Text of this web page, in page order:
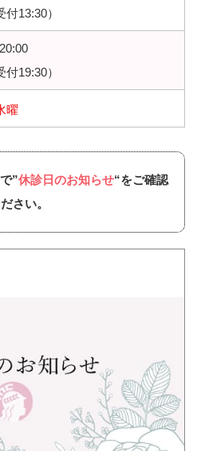
付13:30）
付19:30）
曜
”休診日のお知らせ“をご確認
さい。